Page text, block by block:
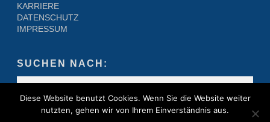
KARRIERE
DATENSCHUTZ
IMPRESSUM
SUCHEN NACH:
Diese Website benutzt Cookies. Wenn Sie die Website weiter
nutzten, gehen wir von Ihrem Einverständnis aus.